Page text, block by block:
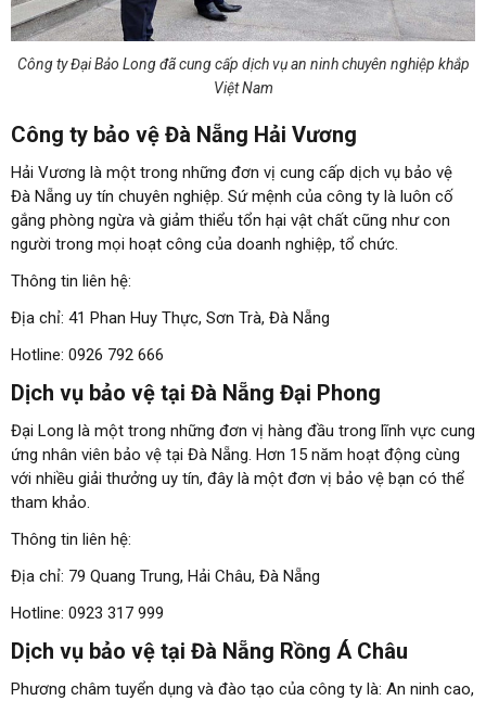
Công ty Đại Bảo Long đã cung cấp dịch vụ an ninh chuyên nghiệp khắp
Việt Nam
Công ty bảo vệ Đà Nẵng Hải Vương
Hải Vương là một trong những đơn vị cung cấp dịch vụ bảo vệ
Đà Nẵng uy tín chuyên nghiệp. Sứ mệnh của công ty là luôn cố
gắng phòng ngừa và giảm thiểu tổn hại vật chất cũng như con
người trong mọi hoạt công của doanh nghiệp, tổ chức.
Thông tin liên hệ:
Địa chỉ: 41 Phan Huy Thực, Sơn Trà, Đà Nẵng
Hotline: 0926 792 666
Dịch vụ bảo vệ tại Đà Nẵng Đại Phong
Đại Long là một trong những đơn vị hàng đầu trong lĩnh vực cung
ứng nhân viên bảo vệ tại Đà Nẵng. Hơn 15 năm hoạt động cùng
với nhiều giải thưởng uy tín, đây là một đơn vị bảo vệ bạn có thể
tham khảo.
Thông tin liên hệ:
Địa chỉ: 79 Quang Trung, Hải Châu, Đà Nẵng
Hotline: 0923 317 999
Dịch vụ bảo vệ tại Đà Nẵng Rồng Á Châu
Phương châm tuyển dụng và đào tạo của công ty là: An ninh cao,